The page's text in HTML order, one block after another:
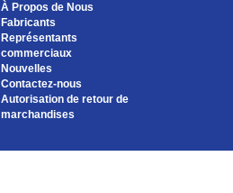
À Propos de Nous
Fabricants
Représentants
commerciaux
Nouvelles
Contactez-nous
Autorisation de retour de
marchandises